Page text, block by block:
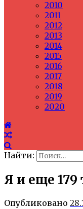
2010
2011
2012
2013
2014
2015
2016
2017
2018
2019
2020
Найти:
Я и еще 179
Опубликовано